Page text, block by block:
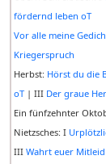
fördernd leben oT
Vor alle meine
Kriegerspruch
Herbst: Hörst du die
oT| III Der graue
Ein fünfzehnter
Nietzsches: I
III Wahrt euer